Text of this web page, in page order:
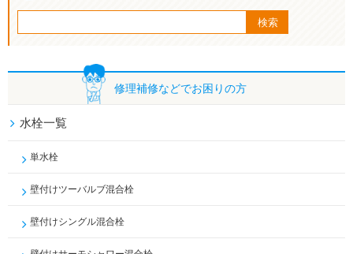
修理補修などでお困りの方
水栓一覧
単水栓
壁付けツーバルブ混合栓
壁付けシングル混合栓